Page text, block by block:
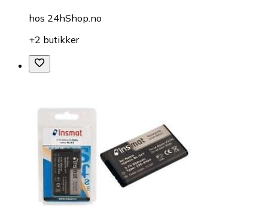
hos 24hShop.no
+2 butikker